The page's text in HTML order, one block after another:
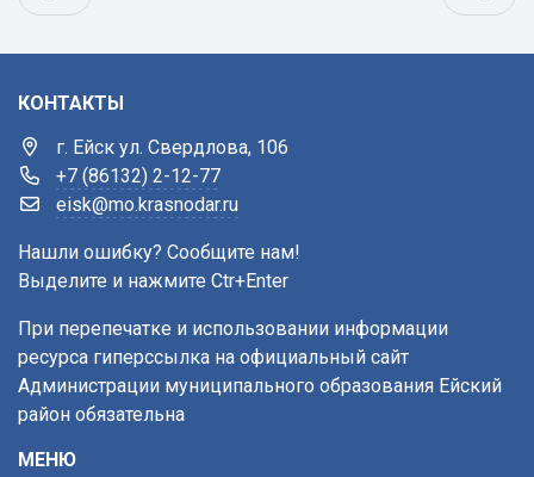
КОНТАКТЫ
г. Ейск ул. Свердлова, 106
+7 (86132) 2-12-77
eisk@mo.krasnodar.ru
Нашли ошибку? Сообщите нам!
Выделите и нажмите Ctr+Enter
При перепечатке и использовании информации
ресурса гиперссылка на официальный сайт
Администрации муниципального образования Ейский
район обязательна
МЕНЮ